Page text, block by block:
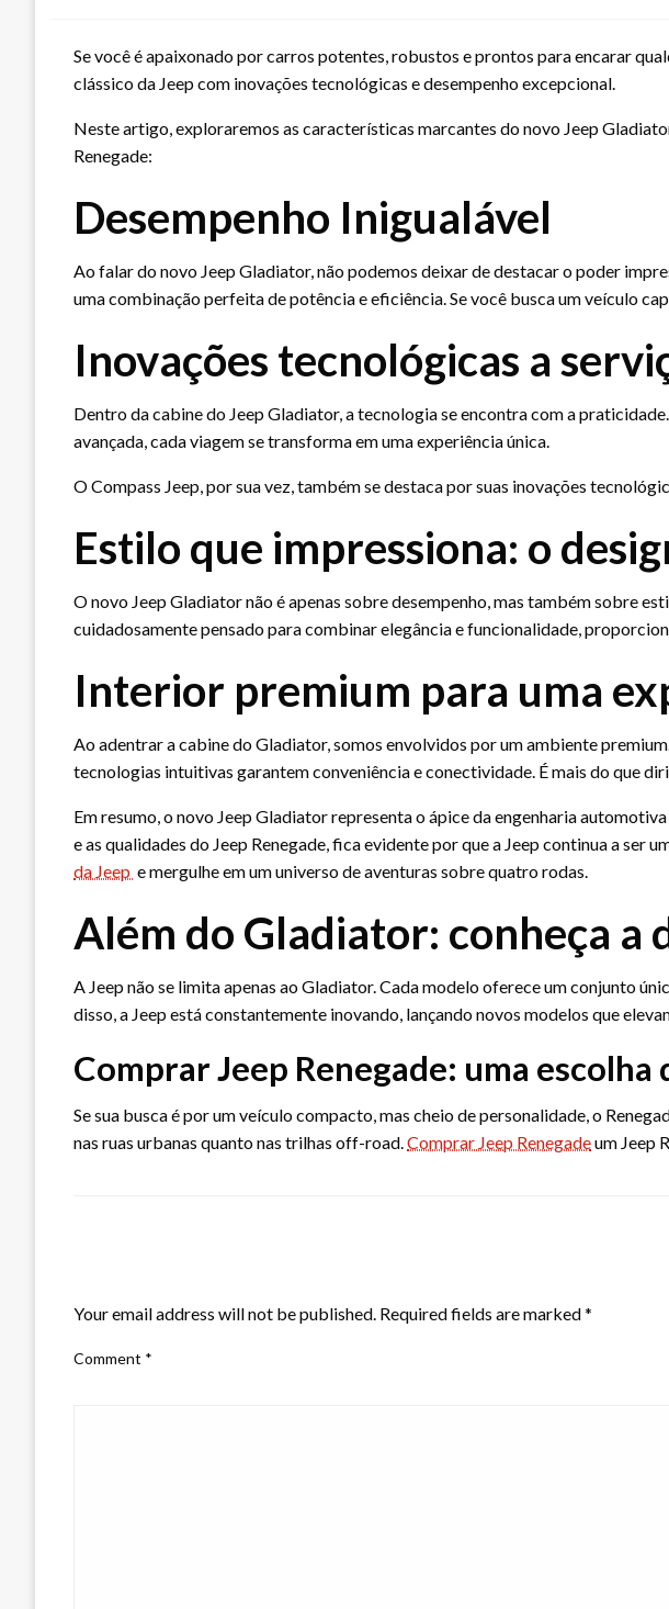
Se você é apaixonado por carros potentes, robustos e prontos para encarar
clássico da Jeep com inovações tecnológicas e desempenho excepcional.
Neste artigo, exploraremos as características marcantes do novo Jeep
Renegade:
Desempenho Inigualável
Ao falar do novo Jeep Gladiator, não podemos deixar de destacar o poder
uma combinação perfeita de potência e eficiência. Se você busca um veículo
Inovações tecnológicas a
Dentro da cabine do Jeep Gladiator, a tecnologia se encontra com a
avançada, cada viagem se transforma em uma experiência única.
O Compass Jeep, por sua vez, também se destaca por suas inovações
Estilo que impressiona: o
O novo Jeep Gladiator não é apenas sobre desempenho, mas também sobre
cuidadosamente pensado para combinar elegância e funcionalidade,
Interior premium para uma
Ao adentrar a cabine do Gladiator, somos envolvidos por um ambiente
tecnologias intuitivas garantem conveniência e conectividade. É mais do que
Em resumo, o novo Jeep Gladiator representa o ápice da engenharia
e as qualidades do Jeep Renegade, fica evidente por que a Jeep continua a ser
da Jeep e mergulhe em um universo de aventuras sobre quatro rodas.
Além do Gladiator: conheça a
A Jeep não se limita apenas ao Gladiator. Cada modelo oferece um conjunto
disso, a Jeep está constantemente inovando, lançando novos modelos que
Comprar Jeep Renegade: uma
Se sua busca é por um veículo compacto, mas cheio de personalidade, o
nas ruas urbanas quanto nas trilhas off-road.Comprar Jeep Renegadeum Jeep
Your email address will not be published. Required fields are marked*
Comment *